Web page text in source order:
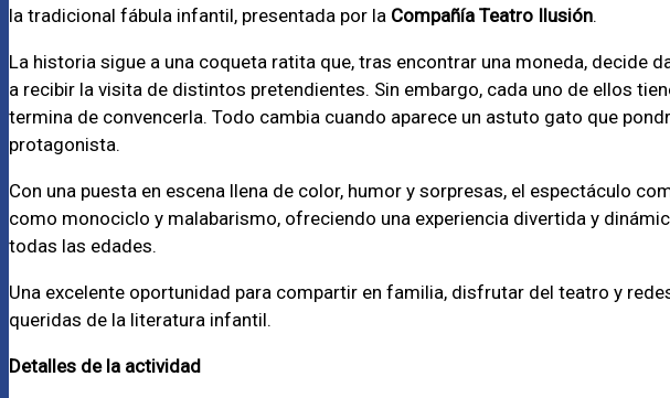
la tradicional fábula infantil, presentada por la Compañía Teatro Ilusión.
La historia sigue a una coqueta ratita que, tras encontrar una moneda, decide
a recibir la visita de distintos pretendientes. Sin embargo, cada uno de ellos
termina de convencerla. Todo cambia cuando aparece un astuto gato que
protagonista.
Con una puesta en escena llena de color, humor y sorpresas, el espectáculo
como monociclo y malabarismo, ofreciendo una experiencia divertida y
todas las edades.
Una excelente oportunidad para compartir en familia, disfrutar del teatro y
queridas de la literatura infantil.
Detalles de la actividad